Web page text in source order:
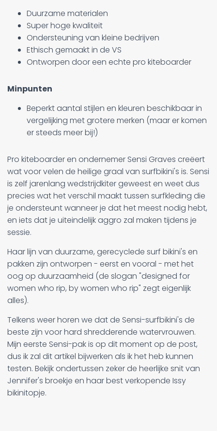
Duurzame materialen
Super hoge kwaliteit
Ondersteuning van kleine bedrijven
Ethisch gemaakt in de VS
Ontworpen door een echte pro kiteboarder
Minpunten
Beperkt aantal stijlen en kleuren beschikbaar in
vergelijking met grotere merken (maar er komen
er steeds meer bij!)
Pro kiteboarder en ondernemer Sensi Graves creëert
wat voor velen de heilige graal van surfbikini's is. Sensi
is zelf jarenlang wedstrijdkiter geweest en weet dus
precies wat het verschil maakt tussen surfkleding die
je ondersteunt wanneer je dat het meest nodig hebt,
en iets dat je uiteindelijk aggro zal maken tijdens je
sessie.
Haar lijn van duurzame, gerecyclede surf bikini's en
pakken zijn ontworpen - eerst en vooral - met het
oog op duurzaamheid (de slogan "designed for
women who rip, by women who rip" zegt eigenlijk
alles).
Telkens weer horen we dat de Sensi-surfbikini's de
beste zijn voor hard shredderende watervrouwen.
Mijn eerste Sensi-pak is op dit moment op de post,
dus ik zal dit artikel bijwerken als ik het heb kunnen
testen. Bekijk ondertussen zeker de heerlijke snit van
Jennifer's broekje en haar best verkopende Issy
bikinitopje.